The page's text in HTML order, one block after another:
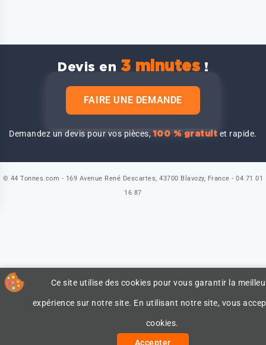
Devis en 3 minutes !
FAIRE UNE DEMANDE
Demandez un devis pour vos pièces,100 % gratuit et rapide.
Ce site utilise des cookies pour vous garantir la
expérience sur notre site. En utilisant notre site, vous
cookies.
Accepter
© 44 Tonnes.com - 169 Avenue René Descartes, 43700 Blavozy, France - 04 71 01
16 87